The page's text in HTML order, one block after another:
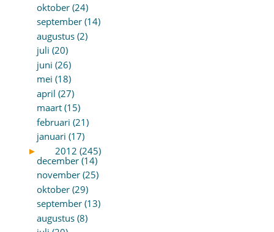
oktober (24)
september (14)
augustus (2)
juli (20)
juni (26)
mei (18)
april (27)
maart (15)
februari (21)
januari (17)
►
2012 (245)
december (14)
november (25)
oktober (29)
september (13)
augustus (8)